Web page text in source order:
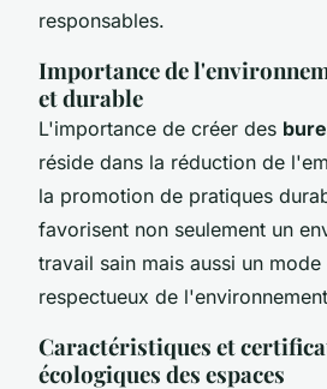
responsables.
Importance de
et durable
L'importance de créer des
réside dans la réduction de
la promotion de pratiques
favorisent non seulement un
travail sain mais aussi un
respectueux de
Caractéristiques et
écologiques des espaces